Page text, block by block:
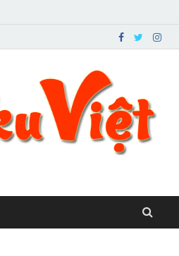
– Cuộc sống
Tsukuba